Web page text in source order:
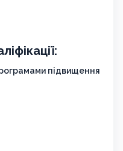
підвищення